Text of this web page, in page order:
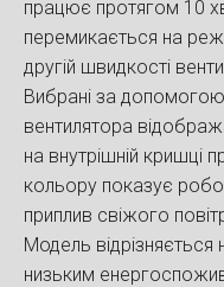
працює протягом 10
перемикається на
другій швидкості
Вибрані за
вентилятора
на внутрішній кришці
кольору показує
приплив свіжого
Модель
низьким